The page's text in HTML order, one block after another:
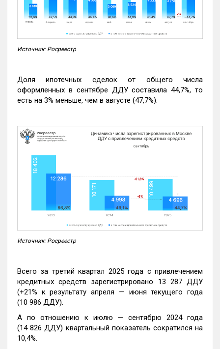
Источник: Росреестр
Доля ипотечных сделок от общего числа
оформленных в сентябре ДДУ составила 44,7%, то
есть на 3% меньше, чем в августе (47,7%).
Источник: Росреестр
Всего за третий квартал 2025 года с привлечением
кредитных средств зарегистрировано 13 287 ДДУ
(+21% к результату апреля — июня текущего года
(10 986 ДДУ).
А по отношению к июлю — сентябрю 2024 года
(14 826 ДДУ) квартальный показатель сократился на
10,4%.